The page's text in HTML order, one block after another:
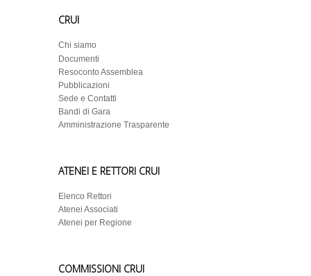
CRUI
Chi siamo
Documenti
Resoconto Assemblea
Pubblicazioni
Sede e Contatti
Bandi di Gara
Amministrazione Trasparente
ATENEI E RETTORI CRUI
Elenco Rettori
Atenei Associati
Atenei per Regione
COMMISSIONI CRUI